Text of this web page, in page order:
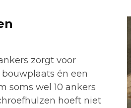
zorgt voor
én een
soms wel 10 ankers
hoeft niet